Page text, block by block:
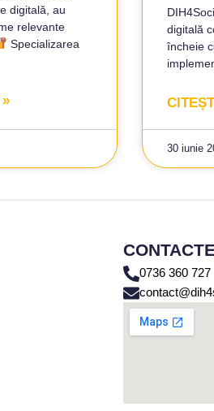
digitală, au
relevante
Specializarea
digitală
încheie
30 iunie
0736 360 727